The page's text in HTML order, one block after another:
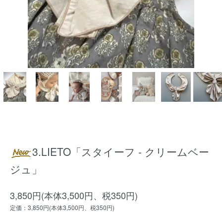
3.LIETO「スタイーフ - クリームベー
ジュ」
3,850円(本体3,500円、税350円)
定価：3,850円(本体3,500円、税350円)